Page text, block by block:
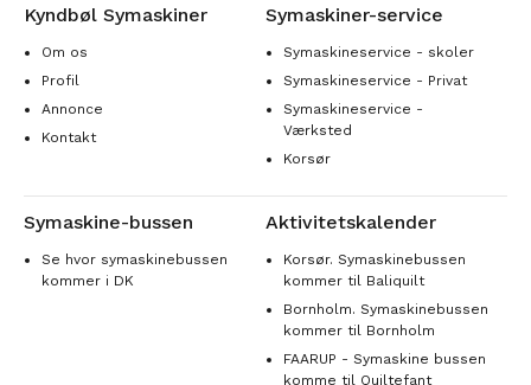
Kyndbøl Symaskiner
Om os
Profil
Annonce
Kontakt
Symaskiner-service
Symaskineservice - skoler
Symaskineservice - Privat
Symaskineservice -
Værksted
Korsør
Symaskine-bussen
Se hvor symaskinebussen
kommer i DK
Aktivitetskalender
Korsør. Symaskinebussen
kommer til Baliquilt
Bornholm. Symaskinebussen
kommer til Bornholm
FAARUP - Symaskine bussen
komme til Quiltefant